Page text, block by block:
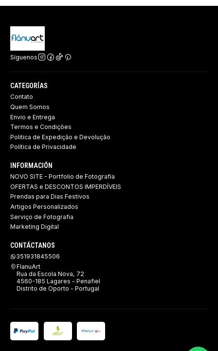
Síguenos
CATEGORÍAS
Contato
Quem Somos
Envio e Entrega
Termos e Condições
Politica de Expedição e Devolução ​
Política de Privacidade
INFORMACIÓN
NOVO SITE - Portfolio de Fotografia
OFERTAS e DESCONTOS IMPERDÍVEIS
Prendas para Dias Festivos
Artigos Personalizados
Serviço de Fotografia
Marketing Digital
CONTÁCTANOS
351931845506
FlanuArt
Rua da Escola Nova, 72
4560-185 Lagares - Penafiel
Distrito de Oporto - Portugal